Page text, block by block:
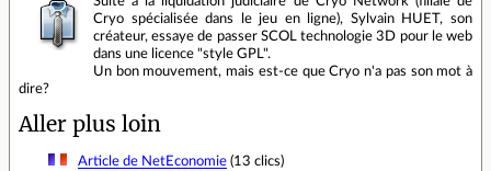
Cryo spécialisée dans le jeu en ligne), Sylvain HUET, son
créateur, essaye de passer SCOL technologie 3D pour le web
dans une licence "style GPL".
Un bon mouvement, mais est-ce que Cryo n'a pas son mot à
dire?
Aller plus loin
Article de NetEconomie(13 clics)